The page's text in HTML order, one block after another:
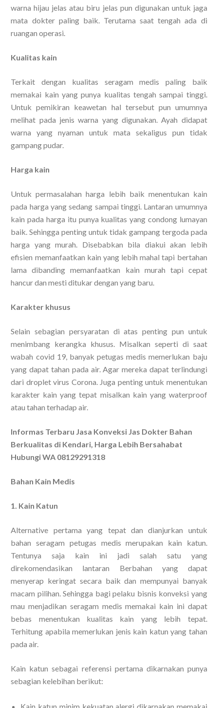
warna hijau jelas atau biru jelas pun digunakan untuk jaga
mata dokter paling baik. Terutama saat tengah ada di
ruangan operasi.
Kualitas kain
Terkait dengan kualitas seragam medis paling baik
memakai kain yang punya kualitas tengah sampai tinggi.
Untuk pemikiran keawetan hal tersebut pun umumnya
melihat pada jenis warna yang digunakan. Ayah didapat
warna yang nyaman untuk mata sekaligus pun tidak
gampang pudar.
Harga kain
Untuk permasalahan harga lebih baik menentukan kain
pada harga yang sedang sampai tinggi. Lantaran umumnya
kain pada harga itu punya kualitas yang condong lumayan
baik. Sehingga penting untuk tidak gampang tergoda pada
harga yang murah. Disebabkan bila diakui akan lebih
efisien memanfaatkan kain yang lebih mahal tapi bertahan
lama dibanding memanfaatkan kain murah tapi cepat
hancur dan mesti ditukar dengan yang baru.
Karakter khusus
Selain sebagian persyaratan di atas penting pun untuk
menimbang kerangka khusus. Misalkan seperti di saat
wabah covid 19, banyak petugas medis memerlukan baju
yang dapat tahan pada air. Agar mereka dapat terlindungi
dari droplet virus Corona. Juga penting untuk menentukan
karakter kain yang tepat misalkan kain yang waterproof
atau tahan terhadap air.
Informas Terbaru Jasa Konveksi Jas Dokter Bahan
Berkualitas di Kendari, Harga Lebih Bersahabat
Hubungi WA 08129291318
Bahan Kain Medis
1. Kain Katun
Alternative pertama yang tepat dan dianjurkan untuk
bahan seragam petugas medis merupakan kain katun.
Tentunya saja kain ini jadi salah satu yang
direkomendasikan lantaran Berbahan yang dapat
menyerap keringat secara baik dan mempunyai banyak
macam pilihan. Sehingga bagi pelaku bisnis konveksi yang
mau menjadikan seragam medis memakai kain ini dapat
bebas menentukan kualitas kain yang lebih tepat.
Terhitung apabila memerlukan jenis kain katun yang tahan
pada air.
Kain katun sebagai referensi pertama dikarnakan punya
sebagian kelebihan berikut:
Kain katun minim kekuatan alergi dikarnakan memakai